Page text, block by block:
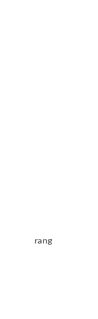
rang